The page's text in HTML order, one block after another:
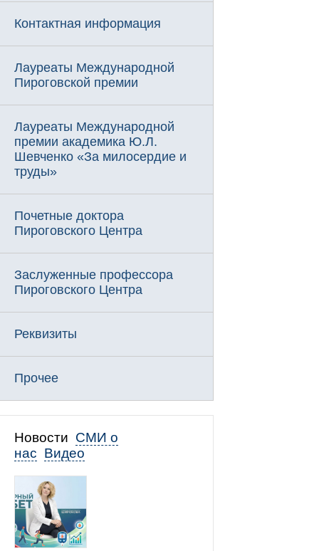
Контактная информация
Лауреаты Международной
Пироговской премии
Лауреаты Международной
премии академика Ю.Л.
Шевченко «За милосердие и
труды»
Почетные доктора
Пироговского Центра
Заслуженные профессора
Пироговского Центра
Реквизиты
Прочее
Новости СМИ о
нас Видео